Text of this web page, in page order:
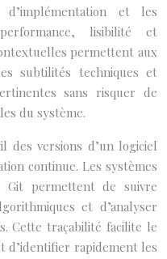
et les
lisibilité et
permettent aux
subtilités techniques et
sans risquer de
du système.
des versions d’un logiciel
continue. Les systèmes
Git permettent de suivre
et d’analyser
Cette traçabilité facilite le
d’identifier rapidement les